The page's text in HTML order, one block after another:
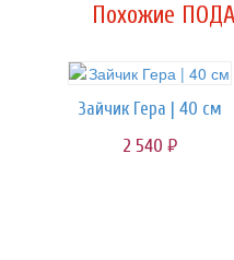
Похожие
Зайчик Гера | 40 см
2 540 руб.